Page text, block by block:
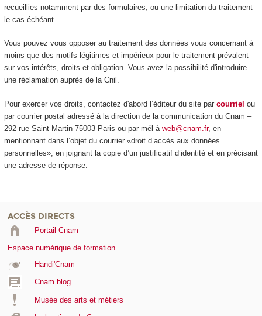
recueillies notamment par des formulaires, ou une limitation du traitement
le cas échéant.
Vous pouvez vous opposer au traitement des données vous concernant à
moins que des motifs légitimes et impérieux pour le traitement prévalent
sur vos intérêts, droits et obligation. Vous avez la possibilité d'introduire
une réclamation auprès de la Cnil.
Pour exercer vos droits, contactez d'abord l’éditeur du site par courriel ou
par courrier postal adressé à la direction de la communication du Cnam –
292 rue Saint-Martin 75003 Paris ou par mél à web@cnam.fr, en
mentionnant dans l’objet du courrier «droit d’accès aux données
personnelles», en joignant la copie d’un justificatif d’identité et en précisant
une adresse de réponse.
ACCÈS DIRECTS
Portail Cnam
Espace numérique de formation
Handi'Cnam
Cnam blog
Musée des arts et métiers